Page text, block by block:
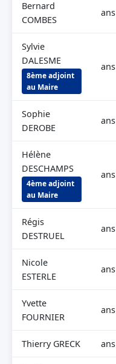
Bernard
COMBES
ans
Sylvie
DALESME
8ème adjoint
au Maire
ans
Sophie
DEROBE
ans
Hélène
DESCHAMPS
4ème adjoint
au Maire
ans
Régis
DESTRUEL
ans
Nicole
ESTERLE
ans
Yvette
FOURNIER
ans
Thierry GRECK ans